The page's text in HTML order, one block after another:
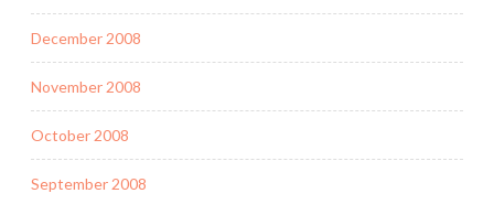
December 2008
November 2008
October 2008
September 2008